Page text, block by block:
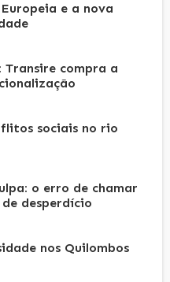
e a nova
Transire compra a
sociais no rio
o erro de chamar
desperdício
nos Quilombos